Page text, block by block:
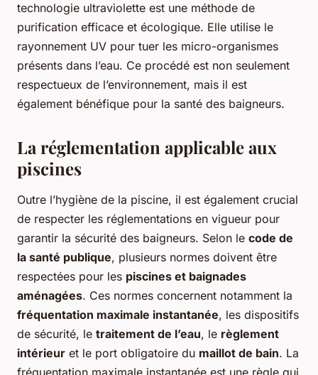
technologie ultraviolette est une méthode de
purification efficace et écologique. Elle utilise le
rayonnement UV pour tuer les micro-organismes
présents dans l’eau. Ce procédé est non seulement
respectueux de l’environnement, mais il est
également bénéfique pour la santé des baigneurs.
La réglementation applicable aux
piscines
Outre l’hygiène de la piscine, il est également crucial
de respecter les réglementations en vigueur pour
garantir la sécurité des baigneurs. Selon le code de
la santé publique, plusieurs normes doivent être
respectées pour les piscines et baignades
aménagées. Ces normes concernent notamment la
fréquentation maximale instantanée, les dispositifs
de sécurité, le traitement de l’eau, le règlement
intérieur et le port obligatoire du maillot de bain. La